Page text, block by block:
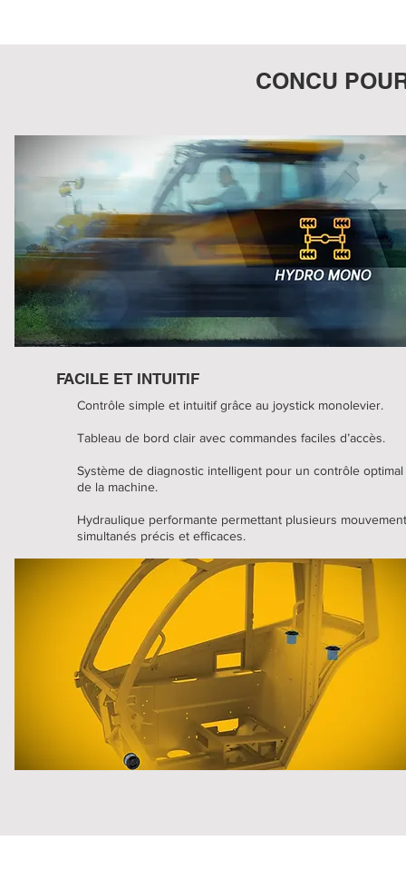
CONCU
FACILE ET INTUITIF
Contrôle simple et intuitif grâce au joystick monolevier.
Tableau de bord clair avec commandes faciles d’accès.
Système de diagnostic intelligent pour un contrôle optimal
de la machine.
Hydraulique performante permettant plusieurs
simultanés précis et efficaces.